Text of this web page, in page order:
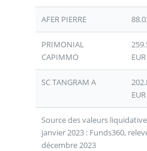
AFER PIERRE
PRIMONIAL
CAPIMMO
EUR
SC TANGRAM A
EUR
Source des valeurs
janvier 2023 : Funds360,
décembre 2023